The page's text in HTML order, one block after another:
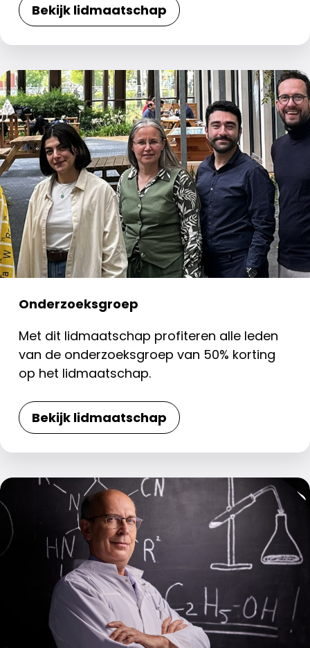
Bekijk lidmaatschap
Onderzoeksgroep
Met dit lidmaatschap profiteren alle leden
van de onderzoeksgroep van 50% korting
op het lidmaatschap.
Bekijk lidmaatschap